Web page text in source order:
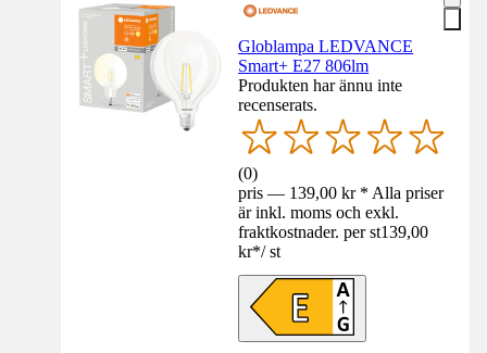
Globlampa LEDVANCE
Smart+ E27 806lm
Produkten har ännu inte
recenserats.
(0)
pris — 139,00 kr * Alla priser
är inkl. moms och exkl.
fraktkostnader. per st139,00
kr*/ st